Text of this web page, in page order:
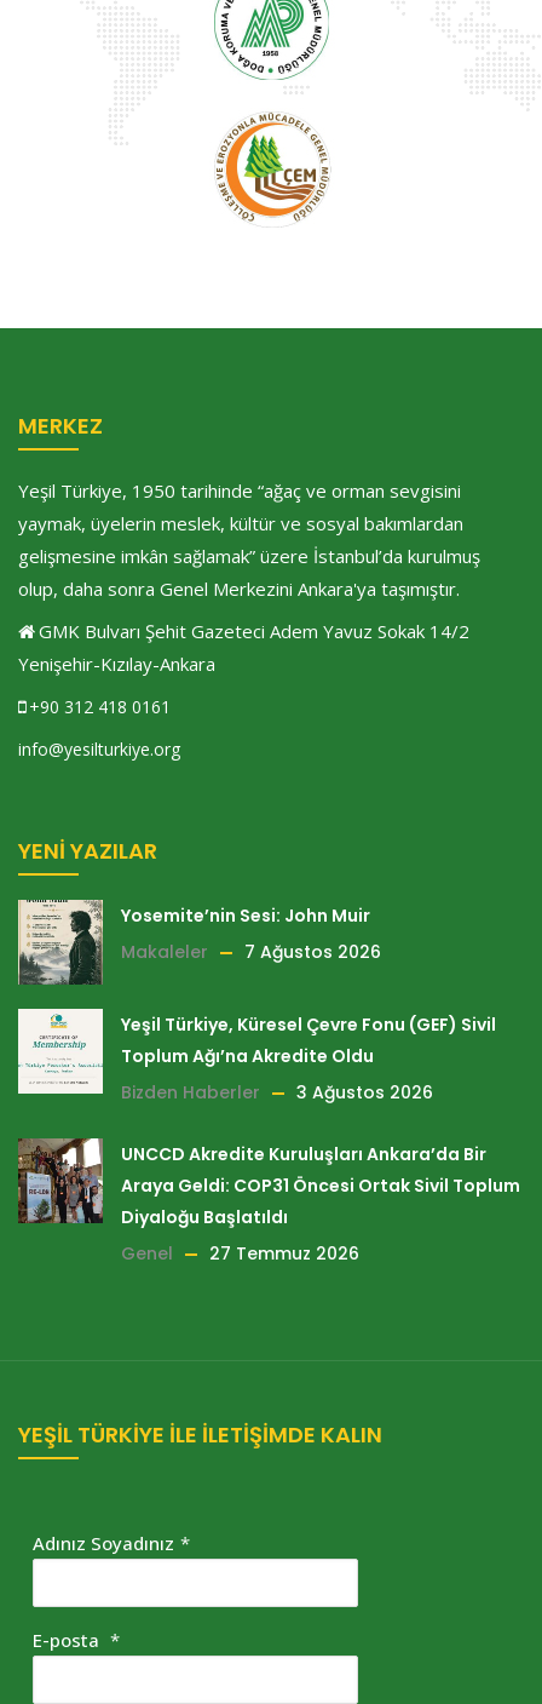
MERKEZ
Yeşil Türkiye, 1950 tarihinde “ağaç ve orman sevgisini
yaymak, üyelerin meslek, kültür ve sosyal bakımlardan
gelişmesine imkân sağlamak” üzere İstanbul’da kurulmuş
olup, daha sonra Genel Merkezini Ankara'ya taşımıştır.
GMK Bulvarı Şehit Gazeteci Adem Yavuz Sokak 14/2
Yenişehir-Kızılay-Ankara
+90 312 418 0161
info@yesilturkiye.org
YENI YAZILAR
Yosemite’nin Sesi: John Muir
Makaleler
7 Ağustos 2026
Yeşil Türkiye, Küresel Çevre Fonu (GEF) Sivil
Toplum Ağı’na Akredite Oldu
Bizden Haberler
3 Ağustos 2026
UNCCD Akredite Kuruluşları Ankara’da Bir
Araya Geldi: COP31 Öncesi Ortak Sivil Toplum
Diyaloğu Başlatıldı
Genel
27 Temmuz 2026
YEŞİL TÜRKİYE İLE İLETİŞİMDE KALIN
Adınız Soyadınız *
E-posta *